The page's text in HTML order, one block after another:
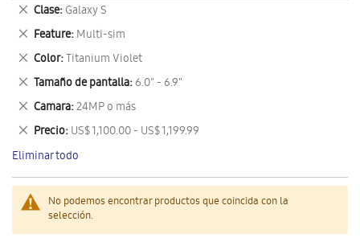
No podemos encontrar productos que coincida con la
selección.
Clase Galaxy S
Eliminar
este
artículo
Feature Multi-sim
Eliminar
este
artículo
Color Titanium Violet
Eliminar
este
artículo
Tamaño de pantalla 6.0" - 6.9"
Eliminar
este
artículo
Camara 24MP o más
Eliminar
este
artículo
Precio US$ 1,100.00 - US$ 1,199.99
Eliminar
este
artículo
Eliminar todo